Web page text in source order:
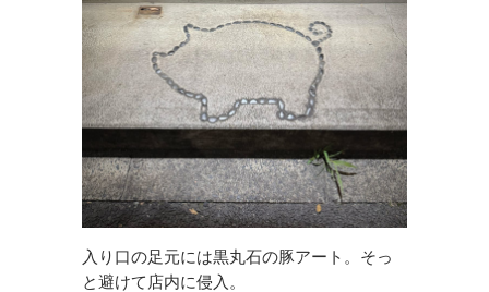
入り口の足元には黒丸石の豚アート。そっ
と避けて店内に侵入。